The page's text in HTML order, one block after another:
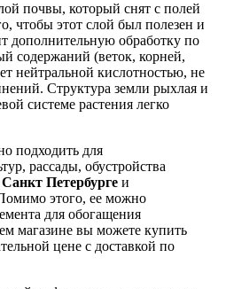
почвы, который снят с полей
чтобы этот слой был полезен и
дополнительную обработку по
содержаний (веток, корней,
нейтральной кислотностью, не
Структура земли рыхлая и
системе растения легко
подходить для
рассады, обустройства
Санкт Петербурге и
этого, ее можно
для обогащения
магазине вы можете купить
цене с доставкой по